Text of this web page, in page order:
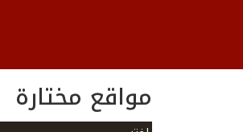
مواقع مختارة